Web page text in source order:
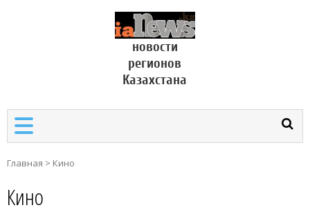
новости
регионов
Казахстана
Главная > Кино
Кино